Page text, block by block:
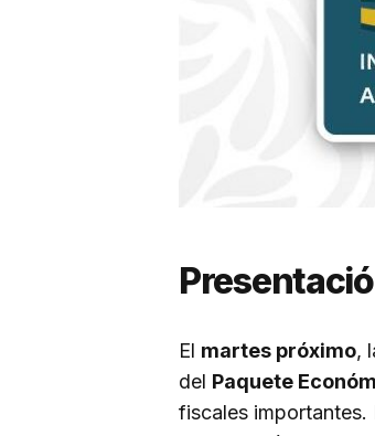
El martes próximo,
del Paquete
fiscales importantes.